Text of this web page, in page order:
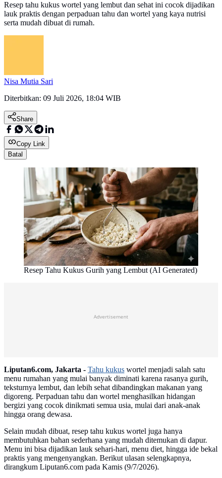
Resep tahu kukus wortel yang lembut dan sehat ini cocok dijadikan
lauk praktis dengan perpaduan tahu dan wortel yang kaya nutrisi
serta mudah dibuat di rumah.
Nisa Mutia Sari
Diterbitkan: 09 Juli 2026, 18:04 WIB
Share
Copy Link
Batal
Resep Tahu Kukus Gurih yang Lembut (AI Generated)
Advertisement
Liputan6.com, Jakarta - Tahu kukus wortel menjadi salah satu
menu rumahan yang mulai banyak diminati karena rasanya gurih,
teksturnya lembut, dan lebih sehat dibandingkan makanan yang
digoreng. Perpaduan tahu dan wortel menghasilkan hidangan
bergizi yang cocok dinikmati semua usia, mulai dari anak-anak
hingga orang dewasa.
Selain mudah dibuat, resep tahu kukus wortel juga hanya
membutuhkan bahan sederhana yang mudah ditemukan di dapur.
Menu ini bisa dijadikan lauk sehari-hari, menu diet, hingga ide bekal
praktis yang mengenyangkan. Berikut ulasan selengkapnya,
dirangkum Liputan6.com pada Kamis (9/7/2026).